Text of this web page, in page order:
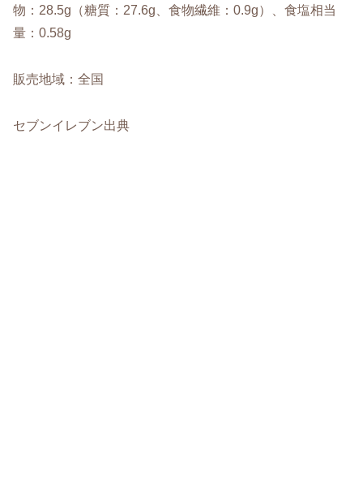
物：28.5g（糖質：27.6g、食物繊維：0.9g）、食塩相当
量：0.58g
販売地域：全国
セブンイレブン出典